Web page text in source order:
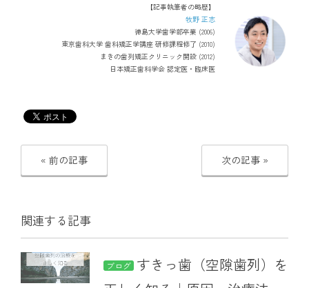
【記事執筆者の略歴】
牧野 正志
徳島大学歯学部卒業 (2006)
東京歯科大学 歯科矯正学講座 研修課程修了 (2010)
まきの歯列矯正クリニック開設 (2012)
日本矯正歯科学会 認定医・臨床医
« 前の記事 次の記事 »
関連する記事
ブログ すきっ歯（空隙歯列）を